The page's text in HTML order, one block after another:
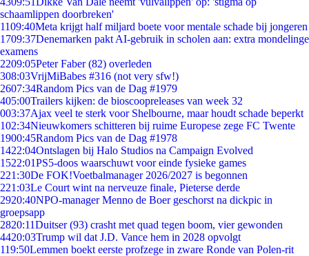
schaamlippen doorbreken'
1109:40Meta krijgt half miljard boete voor mentale schade bij jongeren
1709:37Denemarken pakt AI-gebruik in scholen aan: extra mondelinge
examens
2209:05Peter Faber (82) overleden
308:03VrijMiBabes #316 (not very sfw!)
2607:34Random Pics van de Dag #1979
405:00Trailers kijken: de bioscoopreleases van week 32
003:37Ajax veel te sterk voor Shelbourne, maar houdt schade beperkt
102:34Nieuwkomers schitteren bij ruime Europese zege FC Twente
1900:45Random Pics van de Dag #1978
1422:04Ontslagen bij Halo Studios na Campaign Evolved
1522:01PS5-doos waarschuwt voor einde fysieke games
221:30De FOK!Voetbalmanager 2026/2027 is begonnen
221:03Le Court wint na nerveuze finale, Pieterse derde
2920:40NPO-manager Menno de Boer geschorst na dickpic in
groepsapp
2820:11Duitser (93) crasht met quad tegen boom, vier gewonden
4420:03Trump wil dat J.D. Vance hem in 2028 opvolgt
119:50Lemmen boekt eerste profzege in zware Ronde van Polen-rit